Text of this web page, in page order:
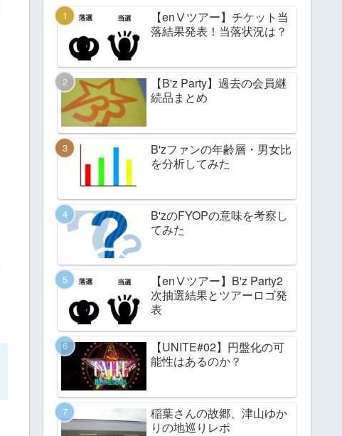
【enⅤツアー】チケット当
落結果発表！当落状況は？
【B'z Party】過去の会員継
続品まとめ
B'zファンの年齢層・男女比
を分析してみた
B'zのFYOPの意味を考察し
てみた
【enⅤツアー】B'z Party2
次抽選結果とツアーロゴ発
表
【UNITE#02】円盤化の可
能性はあるのか？
稲葉さんの故郷、津山ゆか
りの地巡りレポ